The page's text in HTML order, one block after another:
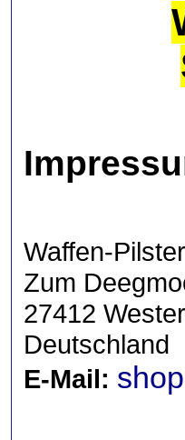
Waffen-
Zum
27412
Deutschland
E-Mail: